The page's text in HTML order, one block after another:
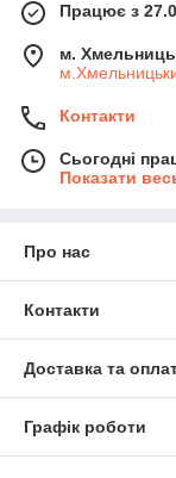
Працює з
м.
Контакти
Сьогодні
Показати
Про нас
Контакти
Доставка та
Графік роботи